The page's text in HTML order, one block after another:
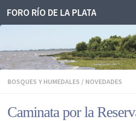
Saltar al contenido
FORO RÍO DE LA PLATA
BOSQUES Y HUMEDALES / NOVEDADES
Caminata por la